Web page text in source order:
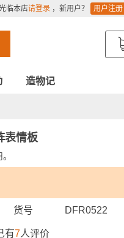
临本店请登录 ，新用户？ 用户注册
造物记
表情板
货号 DFR0522
有7人评价